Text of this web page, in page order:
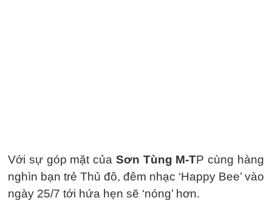
Với sự góp mặt của Sơn Tùng M-TP cùng hàng
nghìn bạn trẻ Thủ đô, đêm nhạc ‘Happy Bee’ vào
ngày 25/7 tới hứa hẹn sẽ ‘nóng’ hơn.